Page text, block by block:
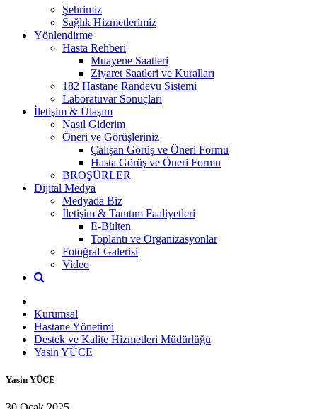
Şehrimiz
Sağlık Hizmetlerimiz
Yönlendirme
Hasta Rehberi
Muayene Saatleri
Ziyaret Saatleri ve Kuralları
182 Hastane Randevu Sistemi
Laboratuvar Sonuçları
İletişim & Ulaşım
Nasıl Giderim
Öneri ve Görüşleriniz
Çalışan Görüş ve Öneri Formu
Hasta Görüş ve Öneri Formu
BROŞÜRLER
Dijital Medya
Medyada Biz
İletişim & Tanıtım Faaliyetleri
E-Bülten
Toplantı ve Organizasyonlar
Fotoğraf Galerisi
Video
Kurumsal
Hastane Yönetimi
Destek ve Kalite Hizmetleri Müdürlüğü
Yasin YÜCE
Yasin YÜCE